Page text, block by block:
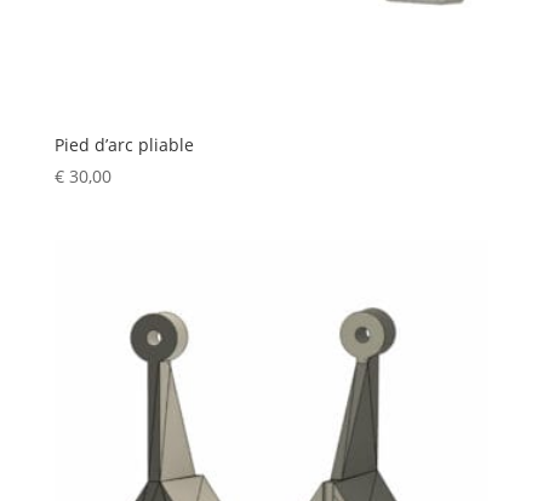
Pied d’arc pliable
€30,00